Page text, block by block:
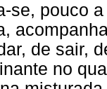
se, pouco
de sair,
no